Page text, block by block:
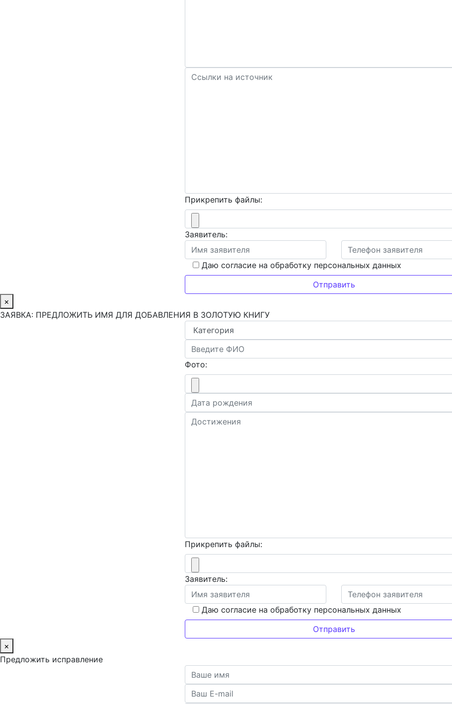
Прикрепить файлы:
Заявитель:
Даю согласие на обработку персональных данных
×
ЗАЯВКА: ПРЕДЛОЖИТЬ ИМЯ ДЛЯ ДОБАВЛЕНИЯ В ЗОЛОТУЮ КНИГУ
Фото:
Прикрепить файлы:
Заявитель:
Даю согласие на обработку персональных данных
×
Предложить исправление